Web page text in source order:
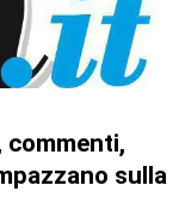
commenti,
sulla